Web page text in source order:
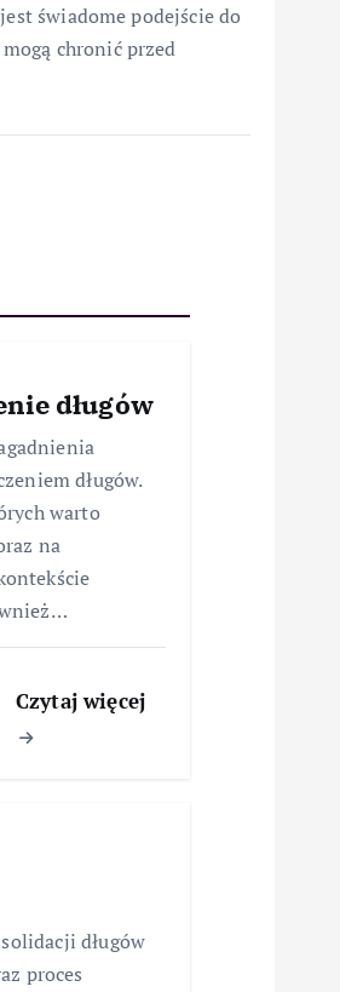
świadome podejście do
chronić przed
długów
długów.
warto
na
Czytaj więcej
długów
proces